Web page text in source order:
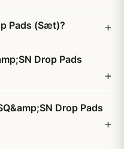
Pads (Sæt)?
Drop Pads
Drop Pads